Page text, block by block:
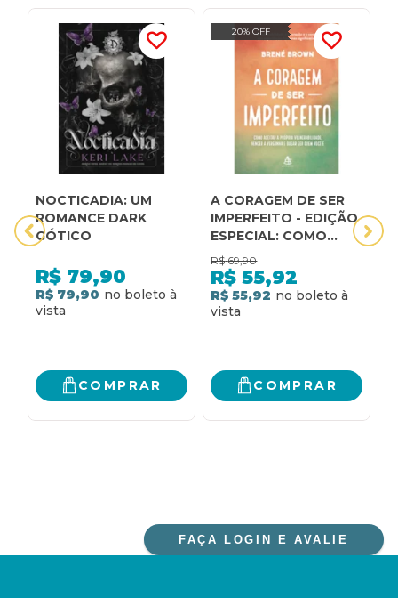
NOCTICADIA: UM
ROMANCE DARK
GÓTICO
R$ 79,90
R$ 79,90
COMPRAR
20% OFF
A CORAGEM DE SER
IMPERFEITO - EDIÇÃO
ESPECIAL: COMO
ACEITAR A PRÓPRIA
VULNERABILIDADE,
VENCER A VERGONHA
E OUSAR SER QUEM
R$ 69,90
R$ 55,92
R$ 55,92
COMPRAR
FAÇA LOGIN E AVALIE